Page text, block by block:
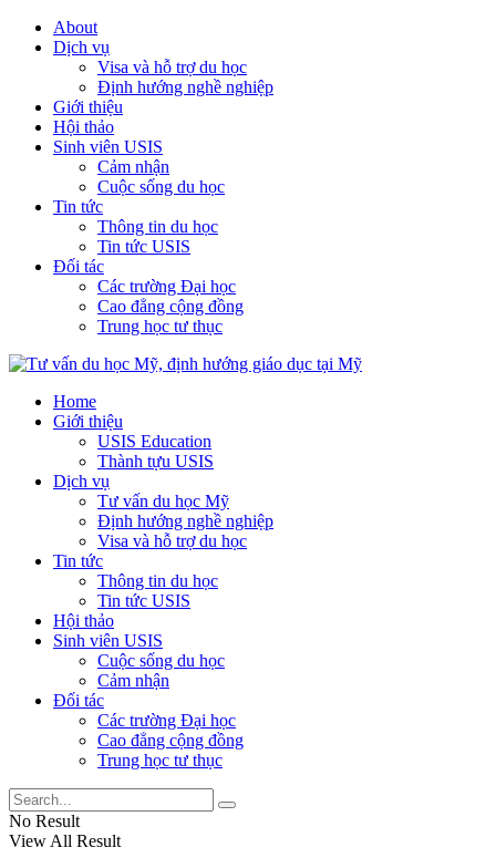
About
Dịch vụ
Visa và hỗ trợ du học
Định hướng nghề nghiệp
Giới thiệu
Hội thảo
Sinh viên USIS
Cảm nhận
Cuộc sống du học
Tin tức
Thông tin du học
Tin tức USIS
Đối tác
Các trường Đại học
Cao đẳng cộng đồng
Trung học tư thục
Home
Giới thiệu
USIS Education
Thành tựu USIS
Dịch vụ
Tư vấn du học Mỹ
Định hướng nghề nghiệp
Visa và hỗ trợ du học
Tin tức
Thông tin du học
Tin tức USIS
Hội thảo
Sinh viên USIS
Cuộc sống du học
Cảm nhận
Đối tác
Các trường Đại học
Cao đẳng cộng đồng
Trung học tư thục
No Result
View All Result